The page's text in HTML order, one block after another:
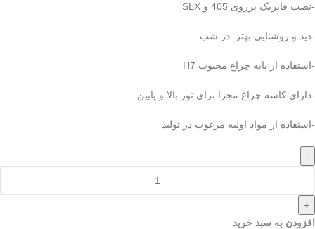
-نصب فابریک برروی 405 و SLX
-دید و روشنایی بهتر در شب
-استفاده از پایه چراغ محبوب H7
-دارای کاسه چراغ مجزا برای نور بالا و پایین
-استفاده از مواد اولیه مرغوب در تولید
-
+
افزودن به سبد خرید